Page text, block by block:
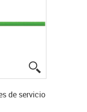
de servicio